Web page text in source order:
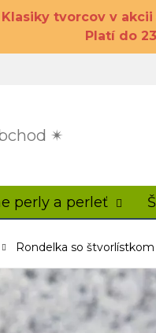
Klasiky tvorcov v
Platí do
✴
perly a perleť
Rondelka so